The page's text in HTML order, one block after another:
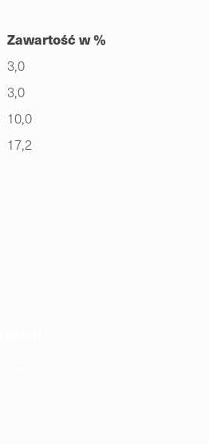
Zawartość w %
3,0
3,0
10,0
17,2